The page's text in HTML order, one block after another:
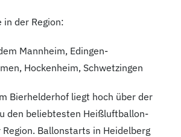
der Region:
Mannheim, Edingen-
Hockenheim, Schwetzingen
Bierhelderhof liegt hoch über der
den beliebtesten Heißluftballon-
Ballonstarts in Heidelberg